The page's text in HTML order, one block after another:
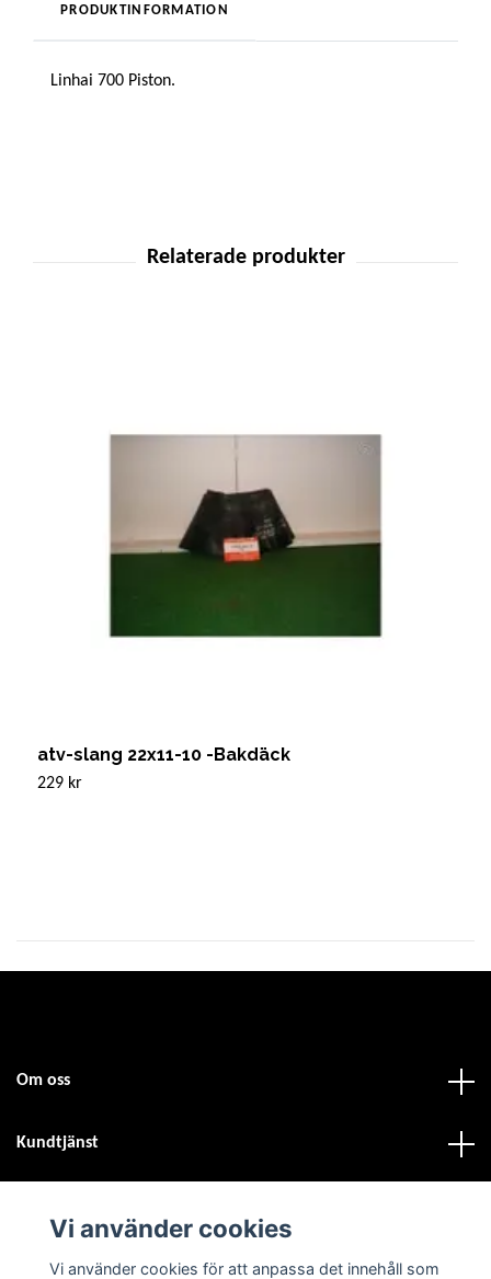
PRODUKTINFORMATION
Linhai 700 Piston.
atv-slang 22x11-10 -Bakdäck
229 kr
Om oss
Kundtjänst
Sociala medier
Vi använder cookies
Vi använder cookies för att anpassa det innehåll som